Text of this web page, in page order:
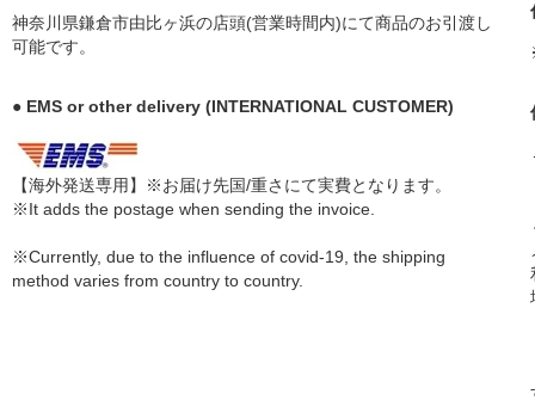
神奈川県鎌倉市由比ヶ浜の店頭(営業時間内)にて商品のお引渡し
可能です。
● EMS or other delivery (INTERNATIONAL CUSTOMER)
【海外発送専用】※お届け先国/重さにて実費となります。
※It adds the postage when sending the invoice.
※Currently, due to the influence of covid-19, the shipping
method varies from country to country.